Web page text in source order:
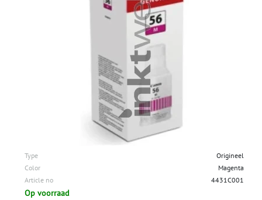
Type
Origineel
Color
Magenta
Article no
4431C001
Op voorraad